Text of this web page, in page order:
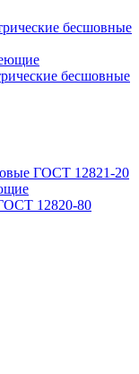
бесшовные
бесшовные
ГОСТ 12821-20
12820-80